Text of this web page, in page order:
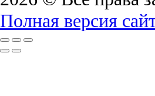
Полная версия